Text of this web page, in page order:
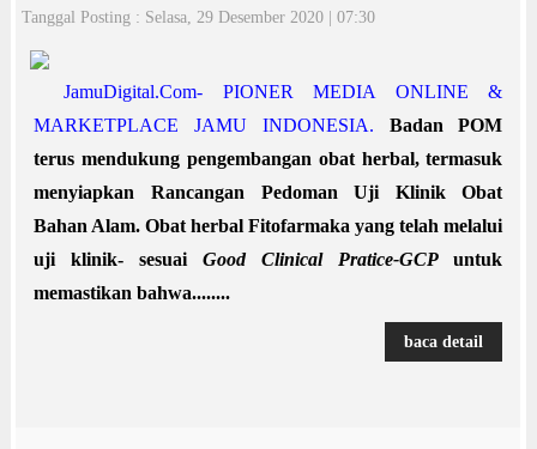
Tanggal Posting : Selasa, 29 Desember 2020 | 07:30
JamuDigital.Com- PIONER MEDIA ONLINE &
MARKETPLACE JAMU INDONESIA.
Badan POM
terus mendukung pengembangan obat herbal, termasuk
menyiapkan Rancangan Pedoman Uji Klinik Obat
Bahan Alam. Obat herbal Fitofarmaka yang telah melalui
uji klinik- sesuai Good Clinical Pratice-GCPuntuk
memastikan bahwa........
baca detail